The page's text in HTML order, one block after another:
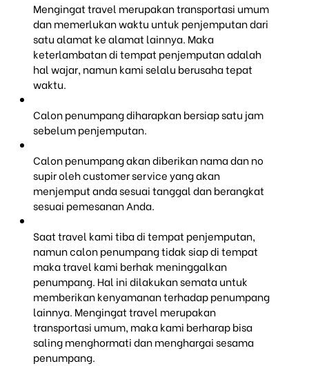
Mengingat travel merupakan transportasi umum
dan memerlukan waktu untuk penjemputan dari
satu alamat ke alamat lainnya. Maka
keterlambatan di tempat penjemputan adalah
hal wajar, namun kami selalu berusaha tepat
waktu.
Calon penumpang diharapkan bersiap satu jam
sebelum penjemputan.
Calon penumpang akan diberikan nama dan no
supir oleh customer service yang akan
menjemput anda sesuai tanggal dan berangkat
sesuai pemesanan Anda.
Saat travel kami tiba di tempat penjemputan,
namun calon penumpang tidak siap di tempat
maka travel kami berhak meninggalkan
penumpang. Hal ini dilakukan semata untuk
memberikan kenyamanan terhadap penumpang
lainnya. Mengingat travel merupakan
transportasi umum, maka kami berharap bisa
saling menghormati dan menghargai sesama
penumpang.